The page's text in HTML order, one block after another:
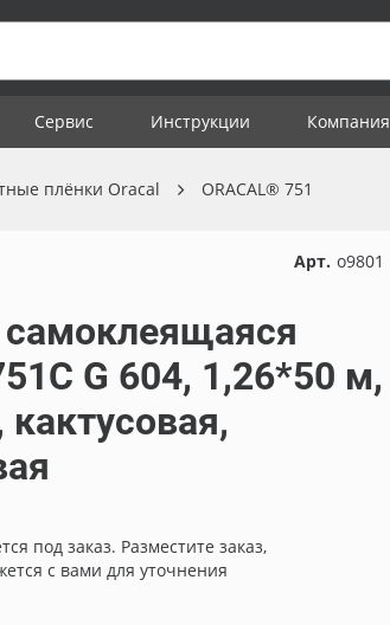
Сервис Инструкции Компания
плёнки Oracal ORACAL® 751
Арт. о9801
G 604, 1,26*50 м,
под заказ. Разместите заказ,
с вами для уточнения